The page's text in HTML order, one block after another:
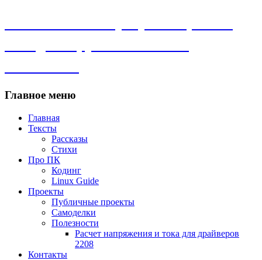
Главное меню
Главная
Тексты
Рассказы
Стихи
Про ПК
Кодинг
Linux Guide
Проекты
Публичные проекты
Самоделки
Полезности
Расчет напряжения и тока для драйверов
2208
Контакты